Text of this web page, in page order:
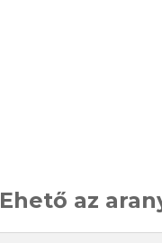
Ehető az